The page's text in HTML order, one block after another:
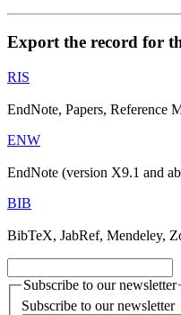
Export the record for
RIS
EndNote, Papers, Reference
ENW
EndNote (version X9.1 and
BIB
BibTeX, JabRef, Mendeley,
Subscribe to our newsletter
Subscribe to our newsletter